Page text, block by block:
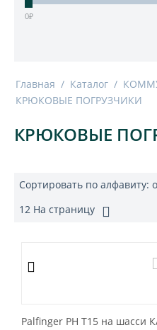
0₽
Главная / Каталог /
КРЮКОВЫЕ ПОГРУЗЧИКИ
КРЮКОВЫЕ
Сортировать по алфавиту:
12 На страницу
Palfinger PH T15 на шасси